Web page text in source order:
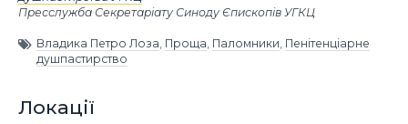
Пресслужба Секретаріату Синоду Єпископів УГКЦ
Владика Петро Лоза, Проща, Паломники, Пенітенціарне
душпастирство
Локації